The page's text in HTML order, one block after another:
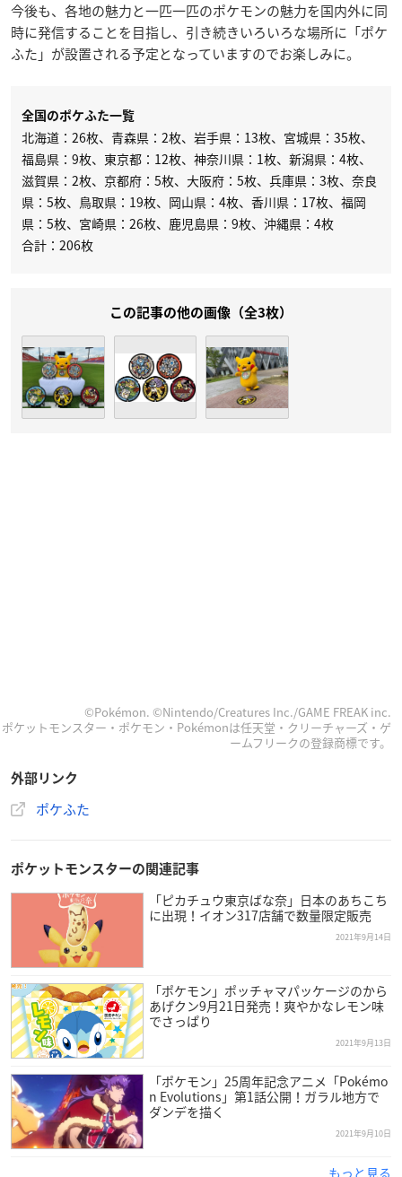
今後も、各地の魅力と一匹一匹のポケモンの魅力を国内外に同
時に発信することを目指し、引き続きいろいろな場所に「ポケ
ふた」が設置される予定となっていますのでお楽しみに。
全国のポケふた一覧
北海道：26枚、青森県：2枚、岩手県：13枚、宮城県：35枚、
福島県：9枚、東京都：12枚、神奈川県：1枚、新潟県：4枚、
滋賀県：2枚、京都府：5枚、大阪府：5枚、兵庫県：3枚、奈良
県：5枚、鳥取県：19枚、岡山県：4枚、香川県：17枚、福岡
県：5枚、宮崎県：26枚、鹿児島県：9枚、沖縄県：4枚
合計：206枚
この記事の他の画像（全3枚）
©Pokémon. ©Nintendo/Creatures Inc./GAME FREAK inc.
ポケットモンスター・ポケモン・Pokémonは任天堂・クリーチャーズ・ゲ
ームフリークの登録商標です。
外部リンク
ポケふた
ポケットモンスターの関連記事
「ピカチュウ東京ばな奈」日本のあちこち
に出現！イオン317店舗で数量限定販売
2021年9月14日
「ポケモン」ポッチャマパッケージのから
あげクン9月21日発売！爽やかなレモン味
でさっぱり
2021年9月13日
「ポケモン」25周年記念アニメ「Pokémo
n Evolutions」第1話公開！ガラル地方で
ダンデを描く
2021年9月10日
もっと見る